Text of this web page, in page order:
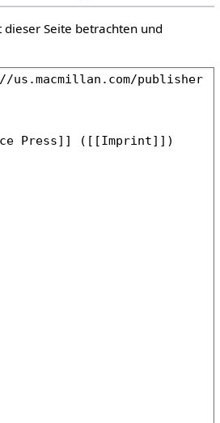
Seite betrachten und